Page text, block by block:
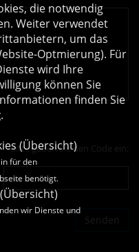
Bitte geben Sie den Code ein:
die notwendig
Weiter verwendet
um das
Optmierung). Für
wird Ihre
können Sie
finden Sie
.
(Übersicht)
für den
benötigt.
Übersicht)
wir Dienste und